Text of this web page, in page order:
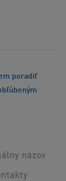
poradiť
názov